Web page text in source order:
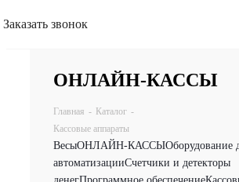
Заказать звонок
ОНЛАЙН-КАССЫ
Главная - Каталог -
Кассовые аппараты
ВесыОНЛАЙН-КАССЫОборудование
автоматизацииСчетчики и детекторы